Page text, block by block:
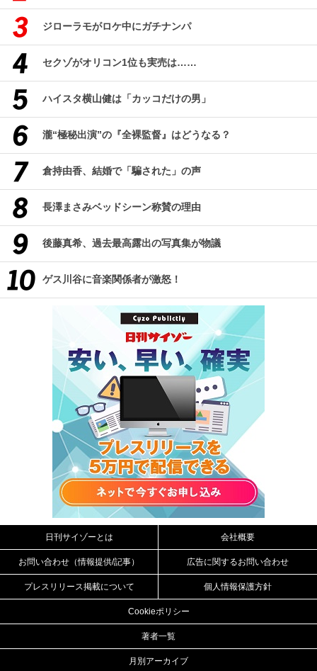
ジローラモがロケ中にガチナンパ
セクゾがオリコン1位も実売は……
ハイスタ横山健は「カッコだけの男」
瀧“極秘出演”の『全裸監督』はどうなる？
倉持由香、結婚で「騙された」の声
長澤まさみベッドシーン称賛の理由
後藤真希、過去最高露出の写真集が物議
ゲス川谷に音楽関係者が激怒！
日刊サイゾーとは 会社概要
お問い合わせ（情報提供/記事） 広告に関するお問い合わせ
プレスリリース掲載について 個人情報保護方針
Cookieポリシー
著者一覧
月別アーカイブ